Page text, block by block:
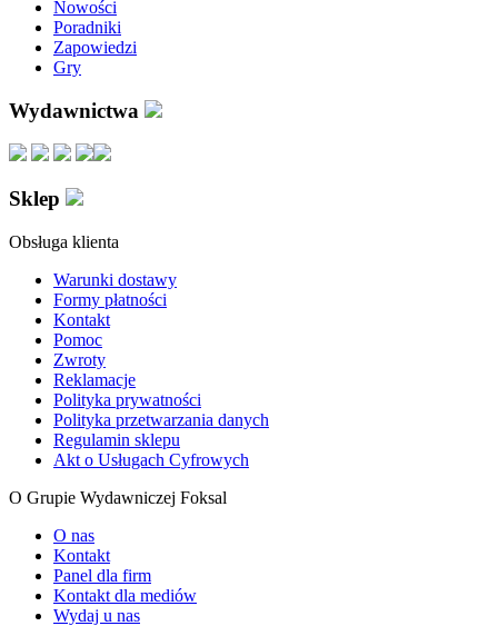
Nowości
Poradniki
Zapowiedzi
Gry
Wydawnictwa
Sklep
Obsługa klienta
Warunki dostawy
Formy płatności
Kontakt
Pomoc
Zwroty
Reklamacje
Polityka prywatności
Polityka przetwarzania danych
Regulamin sklepu
Akt o Usługach Cyfrowych
O Grupie Wydawniczej Foksal
O nas
Kontakt
Panel dla firm
Kontakt dla mediów
Wydaj u nas